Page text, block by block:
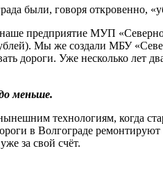
были, говоря откровенно,
предприятие МУП
Мы же создали МБУ
дороги. Уже несколько лет
меньше.
технологиям, когда
в Волгограде
за свой счёт.